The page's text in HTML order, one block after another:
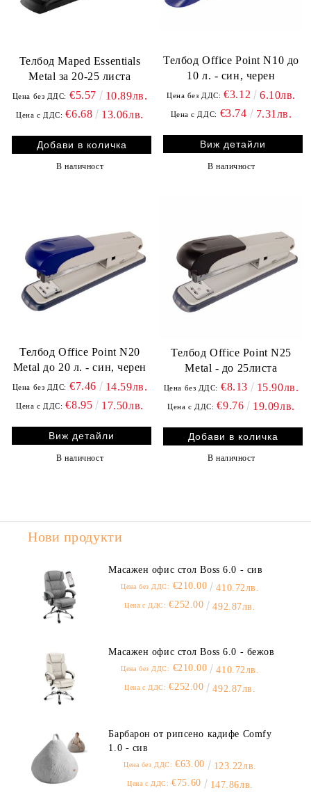
Телбод Maped Essentials
Metal за 20-25 листа
Цена без ДДС: €5.57 10.89лв.
Цена с ДДС: €6.68 13.06лв.
В наличност
Телбод Office Point N10 до
10 л. - син, черен
Цена без ДДС: €3.12 6.10лв.
Цена с ДДС: €3.74 7.31лв.
Виж детайли
В наличност
Телбод Office Point N20
Metal до 20 л. - син, черен
Цена без ДДС: €7.46 14.59лв.
Цена с ДДС: €8.95 17.50лв.
Виж детайли
В наличност
Телбод Office Point N25
Metal - до 25листа
Цена без ДДС: €8.13 15.90лв.
Цена с ДДС: €9.76 19.09лв.
В наличност
Нови продукти
Масажен офис стол Boss 6.0 - сив
Цена без ДДС: €210.00 410.72лв.
Цена с ДДС: €252.00 492.87лв.
Масажен офис стол Boss 6.0 - бежов
Цена без ДДС: €210.00 410.72лв.
Цена с ДДС: €252.00 492.87лв.
Барбарон от рипсено кадифе Comfy
1.0 - сив
Цена без ДДС: €63.00 123.22лв.
Цена с ДДС: €75.60 147.86лв.